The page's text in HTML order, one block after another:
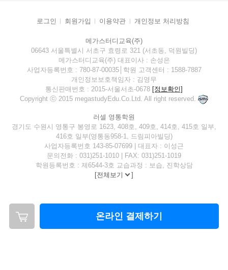
로그인 회원가입 이용약관 개인정보 처리방침
메가스터디교육(주)
06643 서울특별시 서초구 효령로 321 (서초동, 덕원빌딩)
메가스터디교육(주) 대표이사 : 손성은
사업자등록번호 : 780-87-00035│학원 고객센터 : 1588-7887
개인정보보호책임자 : 김영무
통신판매번호 : 2015-서울서초-0678 [정보확인]
Copyright ⓒ 2015 megastudyEdu.Co.Ltd. All right reserved.
러셀 영통학원
경기도 수원시 영통구 봉영로 1623, 408호, 409호, 414호, 415호 일부,
416호 일부(영통동958-1, 드림피아빌딩)
사업자등록번호 143-85-07699 | 대표자 : 이성근
문의전화 : 031)251-1010 | FAX: 031)251-1019
학원등록번호 : 제6544-3호 교습과정 : 보습, 진학상담
[전체보기 ]
온라인 결제하기